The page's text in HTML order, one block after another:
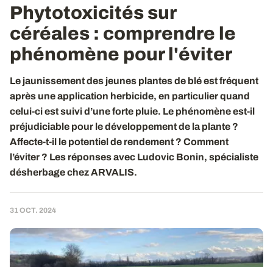
Phytotoxicités sur
céréales : comprendre le
phénomène pour l'éviter
Le jaunissement des jeunes plantes de blé est fréquent
après une application herbicide, en particulier quand
celui-ci est suivi d’une forte pluie. Le phénomène est-il
préjudiciable pour le développement de la plante ?
Affecte-t-il le potentiel de rendement ? Comment
l’éviter ? Les réponses avec Ludovic Bonin, spécialiste
désherbage chez ARVALIS.
31 OCT. 2024